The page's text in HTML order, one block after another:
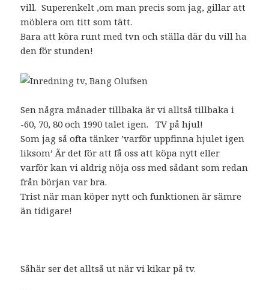
vill. Superenkelt ,om man precis som jag, gillar att
möblera om titt som tätt.
Bara att köra runt med tvn och ställa där du vill ha
den för stunden!
Sen några månader tillbaka är vi alltså tillbaka i
-60, 70, 80 och 1990 talet igen. TV på hjul!
Som jag så ofta tänker ’varför uppfinna hjulet igen
liksom’ Är det för att få oss att köpa nytt eller
varför kan vi aldrig nöja oss med sådant som redan
från början var bra.
Trist när man köper nytt och funktionen är sämre
än tidigare!
Såhär ser det alltså ut när vi kikar på tv.